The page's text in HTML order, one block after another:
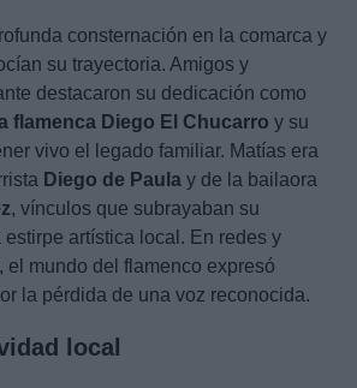
consternación en la comarca y
su trayectoria. Amigos y
destacaron su dedicación como
flamenca Diego El Chucarro y su
vivo el legado familiar. Matías era
Diego de Paula y de la bailaora
, vínculos que subrayaban su
artística local. En redes y
el mundo del flamenco expresó
la pérdida de una voz reconocida.
local